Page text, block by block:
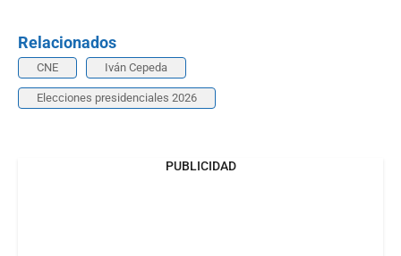
Relacionados
CNE Iván Cepeda
Elecciones presidenciales 2026
PUBLICIDAD